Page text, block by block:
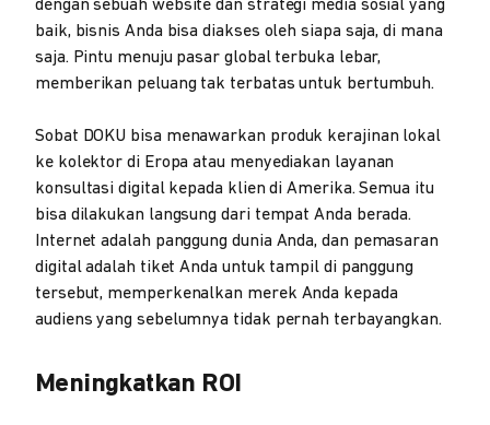
dengan sebuah website dan strategi media sosial yang
baik, bisnis Anda bisa diakses oleh siapa saja, di mana
saja. Pintu menuju pasar global terbuka lebar,
memberikan peluang tak terbatas untuk bertumbuh.
Sobat DOKU bisa menawarkan produk kerajinan lokal
ke kolektor di Eropa atau menyediakan layanan
konsultasi digital kepada klien di Amerika. Semua itu
bisa dilakukan langsung dari tempat Anda berada.
Internet adalah panggung dunia Anda, dan pemasaran
digital adalah tiket Anda untuk tampil di panggung
tersebut, memperkenalkan merek Anda kepada
audiens yang sebelumnya tidak pernah terbayangkan.
Meningkatkan ROI